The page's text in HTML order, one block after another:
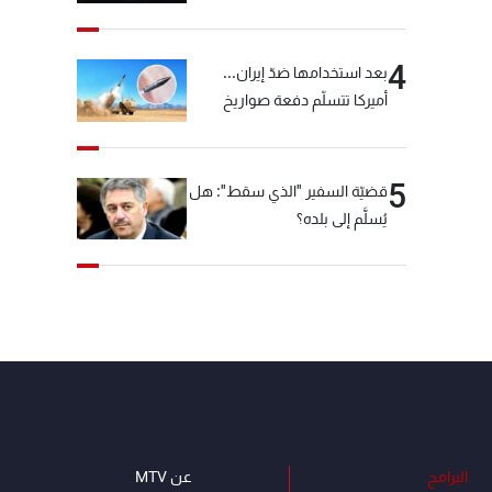
4بعد استخدامها ضدّ إيران...
أميركا تتسلّم دفعة صواريخ
5قضيّة السفير "الذي سقط": هل
يُسلَّم إلى بلده؟
البرامج عن MTV